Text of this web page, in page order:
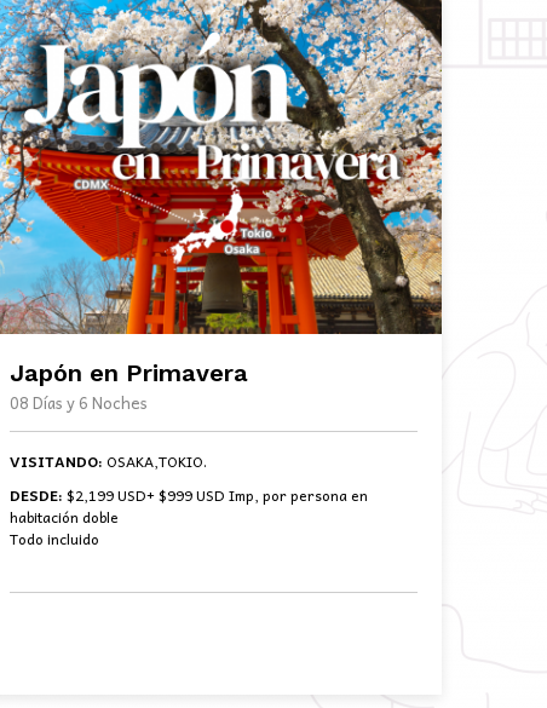
Japón en Primavera
08 Días y 6 Noches
VISITANDO: OSAKA,TOKIO.
DESDE:$2,199 USD+ $999 USD Imp, por persona en
habitación doble
Todo incluido